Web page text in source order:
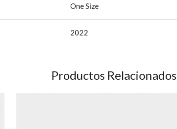
One Size
2022
Productos Relacionados